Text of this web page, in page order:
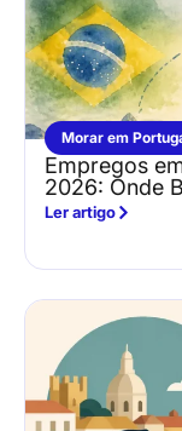
Morar em
Empregos
2026: Onde
Ler artigo